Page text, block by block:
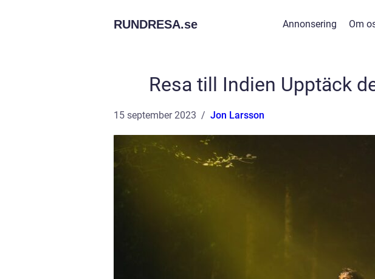
RUNDRESA.se Annonsering Om
Resa till Indien Upptäck
15 september 2023 Jon Larsson